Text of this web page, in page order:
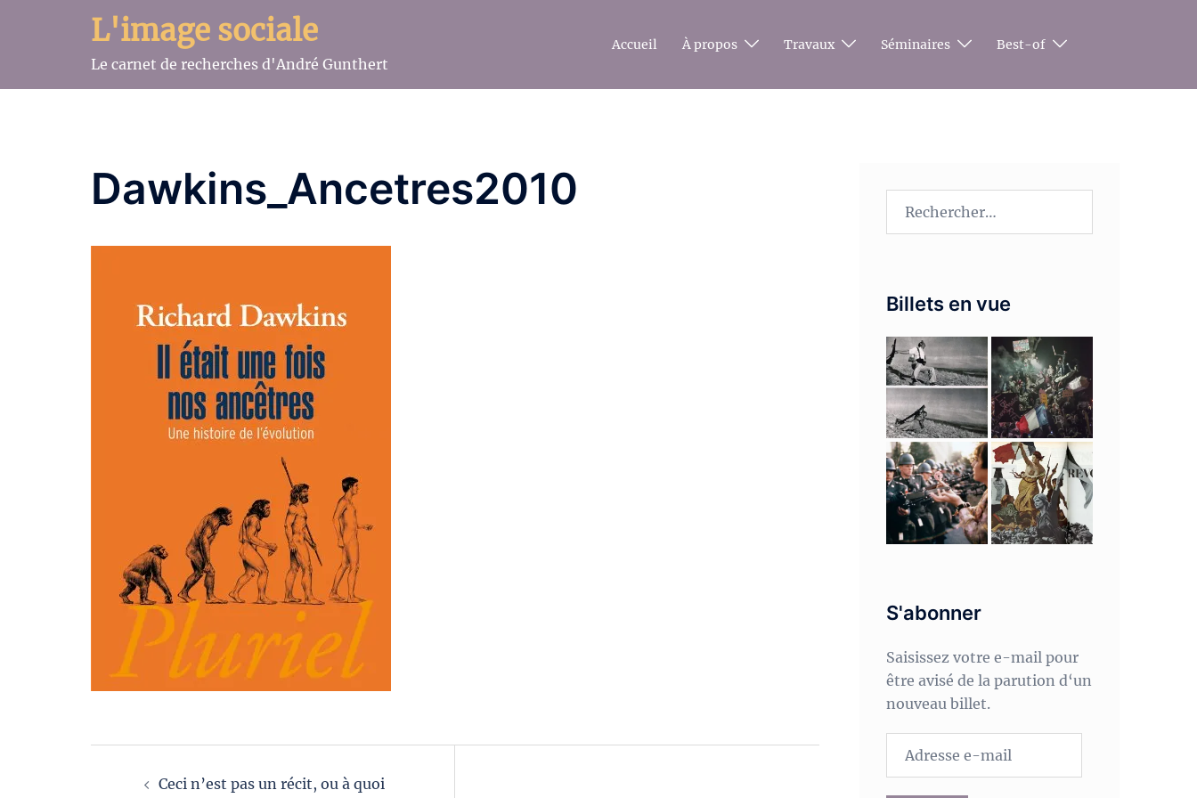
L'image sociale
Le carnet de recherches d'André Gunthert
Accueil À propos Travaux Séminaires Best-of
Dawkins_Ancetres2010
Navigation
Ceci n’est pas un récit, ou à quoi
Billets en vue
S'abonner
Saisissez votre e-mail pour
être avisé de la parution d‘un
nouveau billet.